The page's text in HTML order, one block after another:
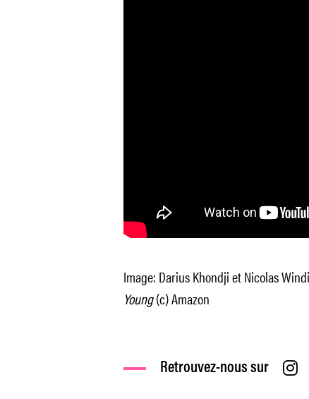
Image: Darius Khondji et Nicolas
Young(c) Amazon
Retrouvez-nous sur